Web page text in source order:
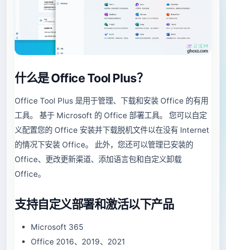
什么是 Office Tool Plus？
Office Tool Plus 是用于管理、下载和安装 Office 的有用
工具。 基于 Microsoft 的 Office 部署工具。 您可以自定
义配置您的 Office 安装并下载脱机文件以在没有 Internet
的情况下安装 Office。 此外，您还可以管理已安装的
Office、更改更新渠道、添加语言包和自定义卸载
Office。
支持自定义部署和激活以下产品
Microsoft 365
Office 2016、2019、2021